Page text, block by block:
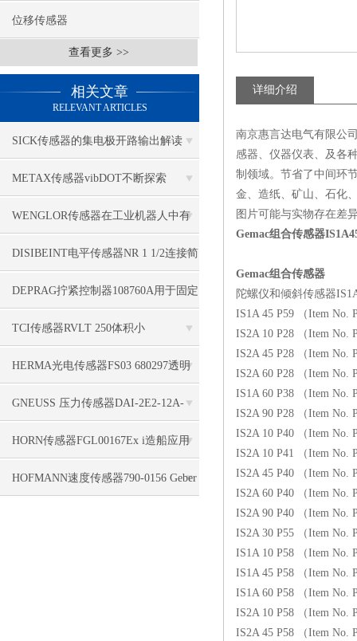
位移传感器
查看更多 >>
相关文章
RELEVANT ARTICLES
SICK传感器的集电极开路输出解读
METAX传感器vibDOT不断探索
SGD185-1
WENGLOR传感器在工业机器人中有
哪些应用？
DISIBEINT电平传感器NR 1 1/2连接简
单
DEPRAG拧紧控制器108760A用于固定
应用
TCI传感器RVLT 250体积小
HERMA光电传感器FS03 680297透明
标签使用
GNEUSS 压力传感器DAI-2E2-12A-
B50Z-S0-F5-R-W-6P支持
HORN传感器FGL00167Ex i造船应用
HOFMANN速度传感器790-0156 Geber
详细介绍
南京惠言达电气有限公
感器、仪器仪表、及各
制领域。节省了中间环
金、造纸、矿山、石化
图片可能与实物存在差
Gemac组合传感器
Gemac组合传感器
陀螺仪和倾斜传感器
IS1A 45 P59 （Item No.
IS2A 10 P28 （Item No.
IS2A 45 P28 （Item No.
IS2A 60 P28 （Item No.
IS1A 60 P38 （Item No.
IS2A 90 P28 （Item No.
IS2A 10 P40 （Item No.
IS2A 10 P41 （Item No.
IS2A 45 P40 （Item No.
IS2A 60 P40 （Item No.
IS2A 90 P40 （Item No.
IS2A 30 P55 （Item No.
IS1A 10 P58 （Item No.
IS1A 45 P58 （Item No.
IS1A 60 P58 （Item No.
IS2A 10 P58 （Item No.
IS2A 45 P58 （Item No.